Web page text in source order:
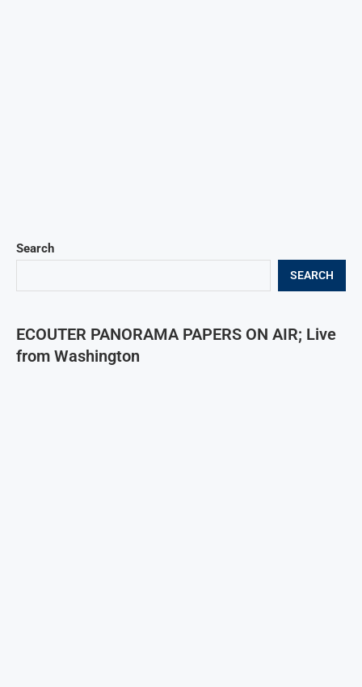
Search
SEARCH
ECOUTER PANORAMA PAPERS ON AIR; Live
from Washington